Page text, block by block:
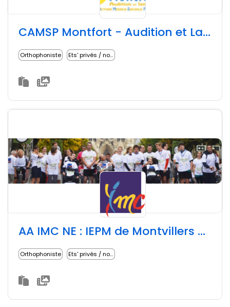
CAMSP Montfort - Audition et Langage
Orthophoniste Ets' privés / non lucratifs
AA IMC NE : IEPM de Montvillers et SESSAD
Orthophoniste Ets' privés / non lucratifs